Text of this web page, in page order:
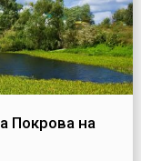
Покрова на